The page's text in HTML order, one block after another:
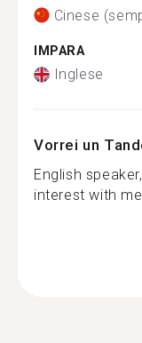
Cinese
IMPARA
Inglese
Vorrei un
English
interest with